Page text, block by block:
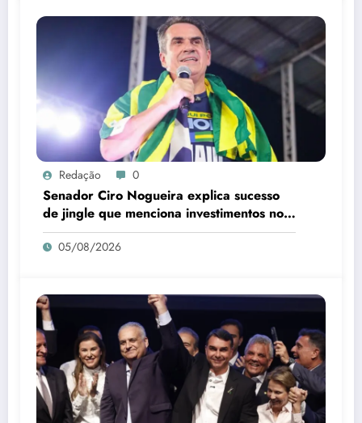
Redação 0
Senador Ciro Nogueira explica sucesso
de jingle que menciona investimentos no
Piauí
05/08/2026